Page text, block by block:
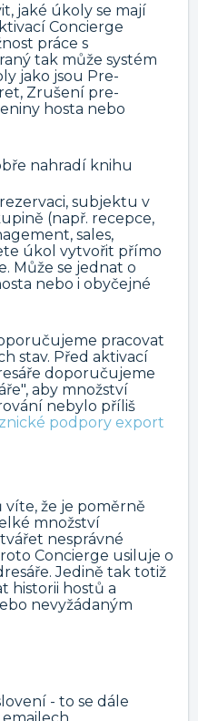
jaké úkoly se mají
Concierge
práce s
tak může systém
jako jsou Pre-
Zrušení pre-
hosta nebo
nahradí knihu
subjektu v
(např. recepce,
sales,
úkol vytvořit přímo
Může se jednat o
nebo i obyčejné
pracovat
stav. Před aktivací
doporučujeme
aby množství
nebylo příliš
podpory export
víte, že je poměrně
množství
nesprávné
Concierge usiluje o
Jedině tak totiž
historii hostů a
nevyžádaným
- to se dále